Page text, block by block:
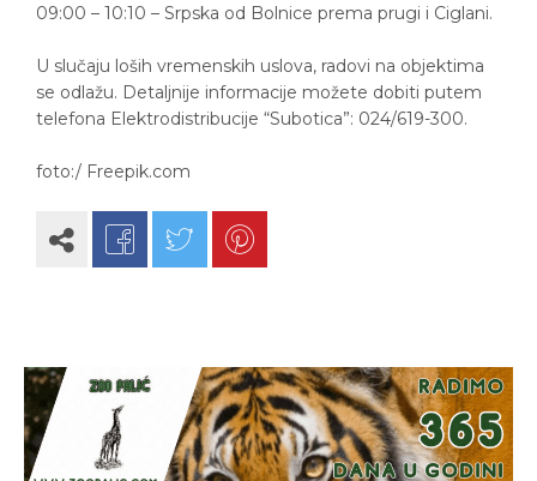
09:00 – 10:10 – Srpska od Bolnice prema prugi i Ciglani.
U slučaju loših vremenskih uslova, radovi na objektima
se odlažu. Detaljnije informacije možete dobiti putem
telefona Elektrodistribucije “Subotica”: 024/619-300.
foto:/ Freepik.com